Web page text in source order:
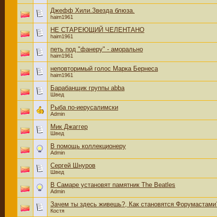
Джефф Хили.Звезда блюза.
haim1961
НЕ СТАРЕЮЩИЙ ЧЕЛЕНТАНО
haim1961
петь под "фанеру" - аморально
haim1961
неповторимый голос Марка Бернеса
haim1961
Барабанщик группы abba
Швед
Рыба по-иерусалимски
Admin
Мик Джаггер
Швед
В помощь коллекционеру
Admin
Сергей Шнуров
Швед
В Самаре установят памятник The Beatles
Admin
Зачем ты здесь живешь?, Как становятся
Костя